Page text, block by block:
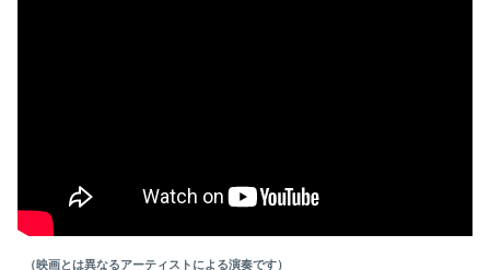
（映画とは異なるアーティストによる演奏です）